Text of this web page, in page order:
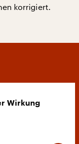
korrigiert.
Wirkung